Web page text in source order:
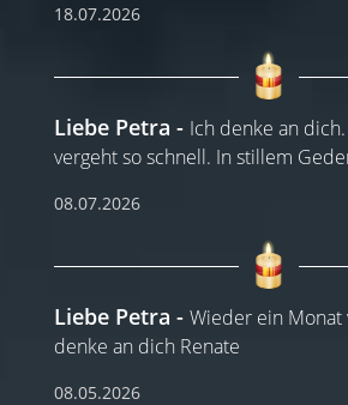
18.07.2026
Liebe Petra
Ich denke an
vergeht so schnell. In stillem
08.07.2026
Liebe Petra
Wieder ein Monat
denke an dich Renate
08.05.2026